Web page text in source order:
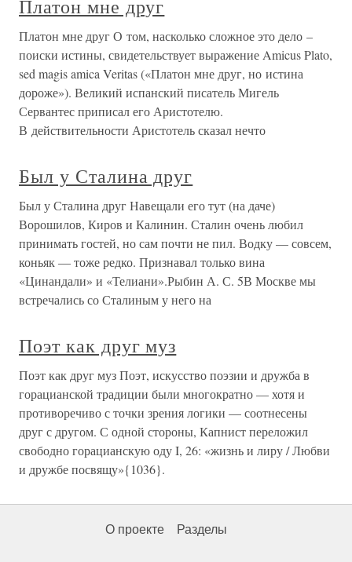
Платон мне друг
Платон мне друг О том, насколько сложное это дело –
поиски истины, свидетельствует выражение Amicus Plato,
sed magis amica Veritas («Платон мне друг, но истина
дороже»). Великий испанский писатель Мигель
Сервантес приписал его Аристотелю.
В действительности Аристотель сказал нечто
Был у Сталина друг
Был у Сталина друг Навещали его тут (на даче)
Ворошилов, Киров и Калинин. Сталин очень любил
принимать гостей, но сам почти не пил. Водку — совсем,
коньяк — тоже редко. Признавал только вина
«Цинандали» и «Телиани».Рыбин А. С. 5В Москве мы
встречались со Сталиным у него на
Поэт как друг муз
Поэт как друг муз Поэт, искусство поэзии и дружба в
горацианской традиции были многократно — хотя и
противоречиво с точки зрения логики — соотнесены
друг с другом. С одной стороны, Капнист переложил
свободно горацианскую оду I, 26: «жизнь и лиру / Любви
и дружбе посвящу»{1036}.
О проекте Разделы